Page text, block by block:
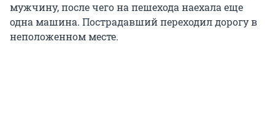
мужчину, после чего на пешехода наехала еще
одна машина. Пострадавший переходил дорогу в
неположенном месте.